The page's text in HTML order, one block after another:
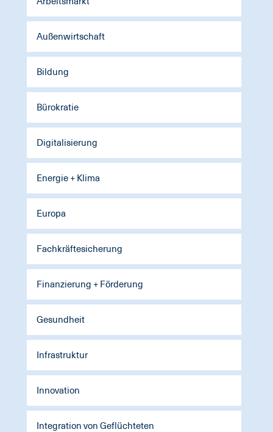
Außenwirtschaft
Bildung
Bürokratie
Digitalisierung
Energie + Klima
Europa
Fachkräftesicherung
Finanzierung + Förderung
Gesundheit
Infrastruktur
Innovation
Integration von Geflüchteten